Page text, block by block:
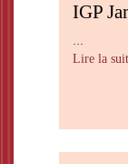
IGP
…
Lire la